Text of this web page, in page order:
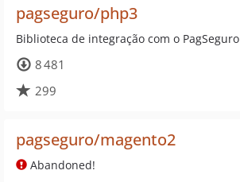
pagseguro/php3
Biblioteca de integração com o PagSeguro
8 481
299
pagseguro/magento2
Abandoned!